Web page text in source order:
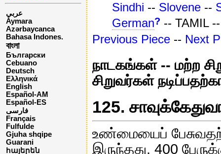
عربي
Aymara
Azərbaycanca
Bahasa Indones.
বাংলা
Български
Cebuano
Deutsch
Ελληνικά
English
Español-AM
Español-ES
فارسی
Français
Fulfulde
Gjuha shqipe
Guarani
հայերեն
Sindhi -- Slovene --
German? -- TAMIL
Previous Piece -- Next
நாடகங்கள் -- மற்ற
சிறுவர்கள்
125.
உண்மையைப்
இருந்தது. 400